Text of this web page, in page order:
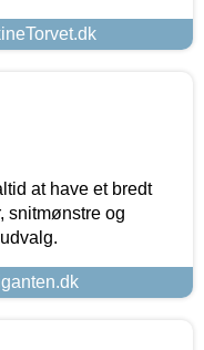
at have et bredt
snitmønstre og